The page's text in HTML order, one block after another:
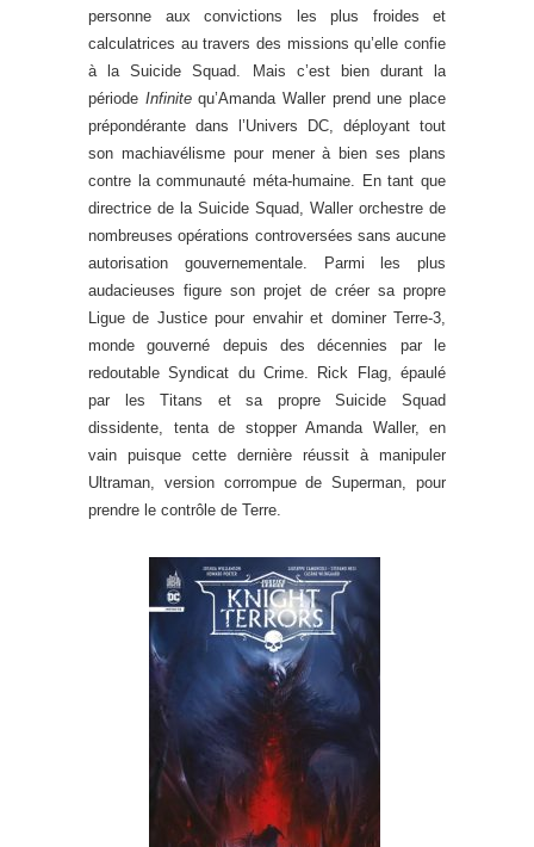
personne aux convictions les plus froides et
calculatrices au travers des missions qu’elle confie
à la Suicide Squad. Mais c’est bien durant la
période Infinitequ’Amanda Waller prend une place
prépondérante dans l’Univers DC, déployant tout
son machiavélisme pour mener à bien ses plans
contre la communauté méta-humaine. En tant que
directrice de la Suicide Squad, Waller orchestre de
nombreuses opérations controversées sans aucune
autorisation gouvernementale. Parmi les plus
audacieuses figure son projet de créer sa propre
Ligue de Justice pour envahir et dominer Terre-3,
monde gouverné depuis des décennies par le
redoutable Syndicat du Crime. Rick Flag, épaulé
par les Titans et sa propre Suicide Squad
dissidente, tenta de stopper Amanda Waller, en
vain puisque cette dernière réussit à manipuler
Ultraman, version corrompue de Superman, pour
prendre le contrôle de Terre.